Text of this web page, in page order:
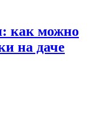
как можно
на даче